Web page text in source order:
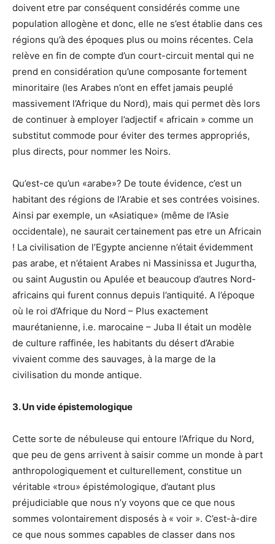
doivent etre par conséquent considérés comme une
population allogène et donc, elle ne s’est établie dans ces
régions qu’à des époques plus ou moins récentes. Cela
relève en fin de compte d’un court-circuit mental qui ne
prend en considération qu’une composante fortement
minoritaire (les Arabes n’ont en effet jamais peuplé
massivement l’Afrique du Nord), mais qui permet dès lors
de continuer à employer l’adjectif « africain » comme un
substitut commode pour éviter des termes appropriés,
plus directs, pour nommer les Noirs.
Qu’est-ce qu’un «arabe»? De toute évidence, c’est un
habitant des régions de l’Arabie et ses contrées voisines.
Ainsi par exemple, un «Asiatique» (même de l’Asie
occidentale), ne saurait certainement pas etre un Africain
! La civilisation de l’Egypte ancienne n’était évidemment
pas arabe, et n’étaient Arabes ni Massinissa et Jugurtha,
ou saint Augustin ou Apulée et beaucoup d’autres Nord-
africains qui furent connus depuis l’antiquité. A l’époque
où le roi d’Afrique du Nord – Plus exactement
maurétanienne, i.e. marocaine – Juba II était un modèle
de culture raffinée, les habitants du désert d’Arabie
vivaient comme des sauvages, à la marge de la
civilisation du monde antique.
3. Un vide épistemologique
Cette sorte de nébuleuse qui entoure l’Afrique du Nord,
que peu de gens arrivent à saisir comme un monde à part
anthropologiquement et culturellement, constitue un
véritable «trou» épistémologique, d’autant plus
préjudiciable que nous n’y voyons que ce que nous
sommes volontairement disposés à « voir ». C’est-à-dire
ce que nous sommes capables de classer dans nos